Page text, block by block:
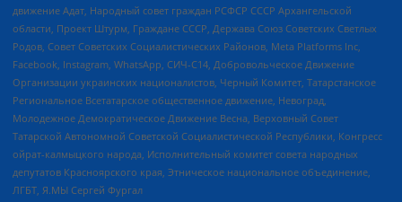
движение Адат, Народный совет граждан РСФСР СССР Архангельской
области, Проект Штурм, Граждане СССР, Держава Союз Советских Светлых
Родов, Совет Советских Социалистических Районов, Meta Platforms Inc,
Facebook, Instagram, WhatsApp, СИЧ-С14, Добровольческое Движение
Организации украинских националистов, Черный Комитет, Татарстанское
Региональное Всетатарское общественное движение, Невоград,
Молодежное Демократическое Движение Весна, Верховный Совет
Татарской Автономной Советской Социалистической Республики, Конгресс
ойрат-калмыцкого народа, Исполнительный комитет совета народных
депутатов Красноярского края, Этническое национальное объединение,
ЛГБТ, Я.МЫ Сергей Фургал